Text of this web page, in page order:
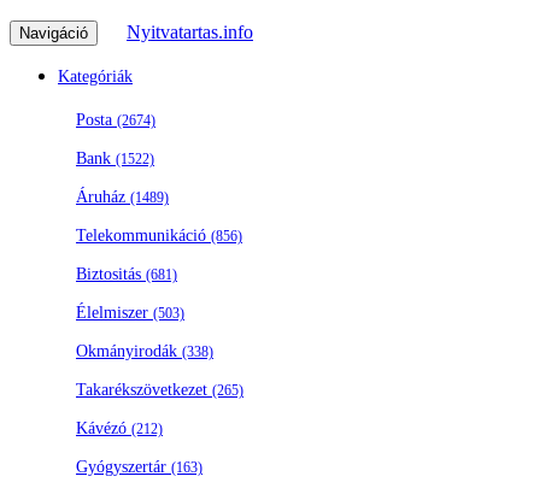
Navigáció Nyitvatartas.info
Kategóriák
Posta (2674)
Bank (1522)
Áruház (1489)
Telekommunikáció (856)
Biztositás (681)
Élelmiszer (503)
Okmányirodák (338)
Takarékszövetkezet (265)
Kávézó (212)
Gyógyszertár (163)